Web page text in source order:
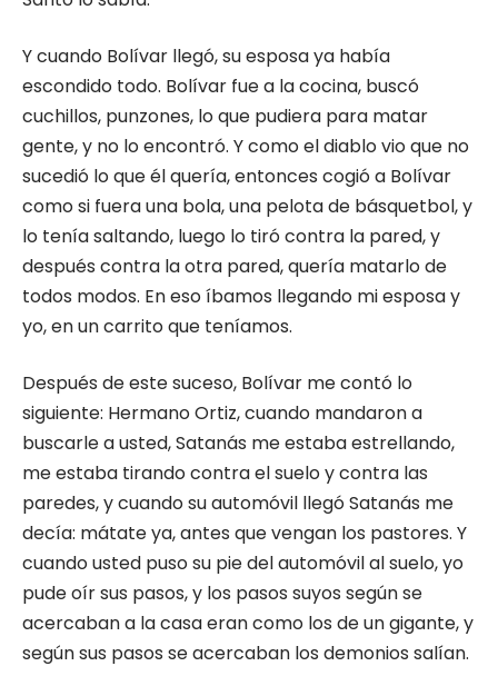
Y cuando Bolívar llegó, su esposa ya había
escondido todo. Bolívar fue a la cocina, buscó
cuchillos, punzones, lo que pudiera para matar
gente, y no lo encontró. Y como el diablo vio que no
sucedió lo que él quería, entonces cogió a Bolívar
como si fuera una bola, una pelota de básquetbol, y
lo tenía saltando, luego lo tiró contra la pared, y
después contra la otra pared, quería matarlo de
todos modos. En eso íbamos llegando mi esposa y
yo, en un carrito que teníamos.
Después de este suceso, Bolívar me contó lo
siguiente: Hermano Ortiz, cuando mandaron a
buscarle a usted, Satanás me estaba estrellando,
me estaba tirando contra el suelo y contra las
paredes, y cuando su automóvil llegó Satanás me
decía: mátate ya, antes que vengan los pastores. Y
cuando usted puso su pie del automóvil al suelo, yo
pude oír sus pasos, y los pasos suyos según se
acercaban a la casa eran como los de un gigante, y
según sus pasos se acercaban los demonios salían.